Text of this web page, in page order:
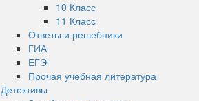
10 Класс
11 Класс
Ответы и решебники
ГИА
ЕГЭ
Прочая учебная литература
Детективы